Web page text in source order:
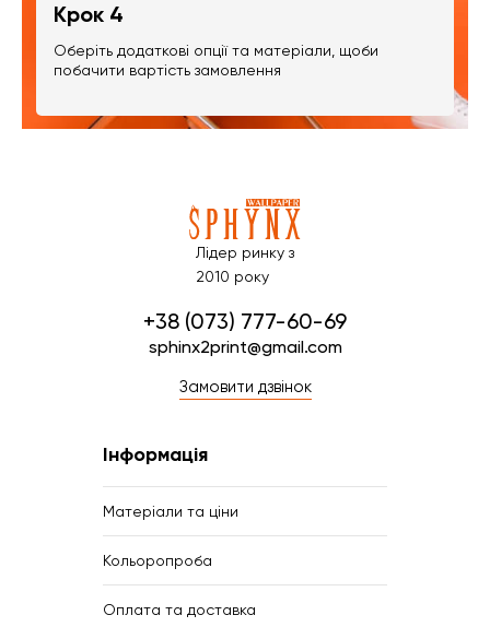
Крок 4
Оберіть додаткові опції та матеріали, щоби
побачити вартість замовлення
Лідер ринку з
2010 року
+38 (073) 777-60-69
sphinx2print@gmail.com
Замовити дзвінок
Інформація
Матеріали та ціни
Кольоропроба
Оплата та доставка